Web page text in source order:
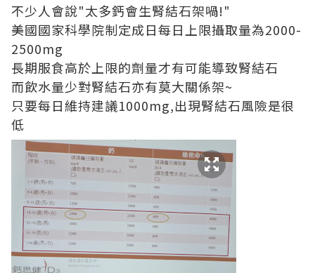
不少人會說"太多鈣會生腎結石架喎!"
美國國家科學院制定成日每日上限攝取量為2000-
2500mg
長期服食高於上限的劑量才有可能導致腎結石
而飲水量少對腎結石亦有莫大關係架~
只要每日維持建議1000mg,出現腎結石風險是很
低